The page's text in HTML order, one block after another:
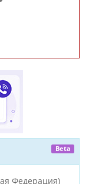
Beta
Федерация)